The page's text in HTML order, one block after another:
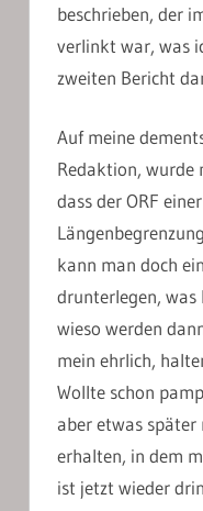
beschrieben, der
verlinkt war, was
zweiten Bericht
Auf meine
Redaktion, wurde
dass der ORF
kann man doch
drunterlegen, was
wieso werden
mein ehrlich,
Wollte schon
aber etwas später
erhalten, in dem
ist jetzt wieder